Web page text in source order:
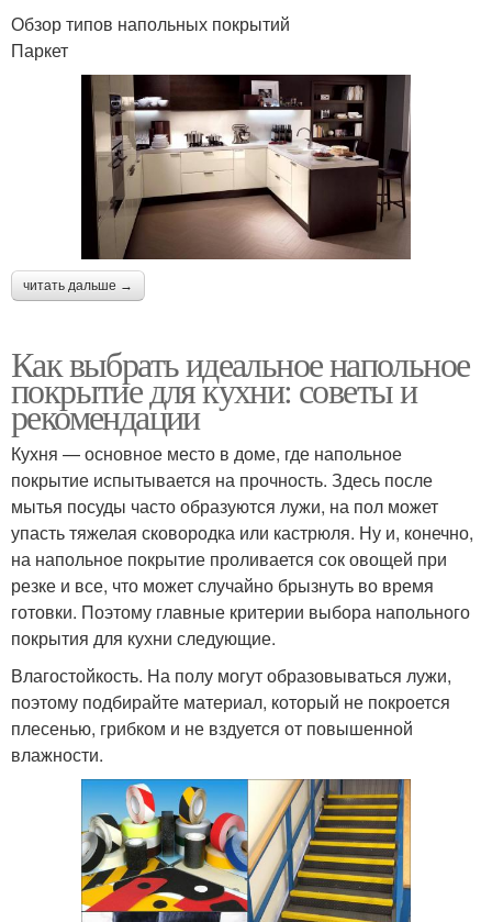
Обзор типов напольных покрытий
Паркет
читать дальше →
Как выбрать идеальное напольное
покрытие для кухни: советы и
рекомендации
Кухня — основное место в доме, где напольное
покрытие испытывается на прочность. Здесь после
мытья посуды часто образуются лужи, на пол может
упасть тяжелая сковородка или кастрюля. Ну и, конечно,
на напольное покрытие проливается сок овощей при
резке и все, что может случайно брызнуть во время
готовки. Поэтому главные критерии выбора напольного
покрытия для кухни следующие.
Влагостойкость. На полу могут образовываться лужи,
поэтому подбирайте материал, который не покроется
плесенью, грибком и не вздуется от повышенной
влажности.